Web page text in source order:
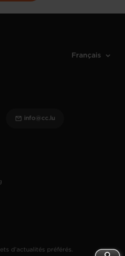
d’actualités préférés.
info@cc.lu